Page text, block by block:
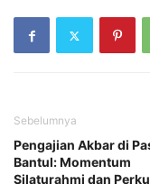
Sebelumnya
Pengajian Akbar di
Bantul: Momentum
Silaturahmi dan